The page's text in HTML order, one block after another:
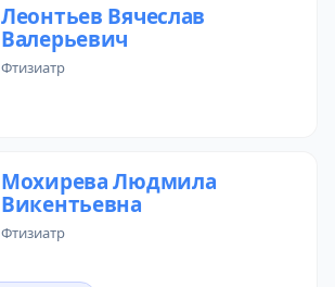
Леонтьев Вячеслав
Валерьевич
фтизиатр
Мохирева Людмила
Викентьевна
фтизиатр